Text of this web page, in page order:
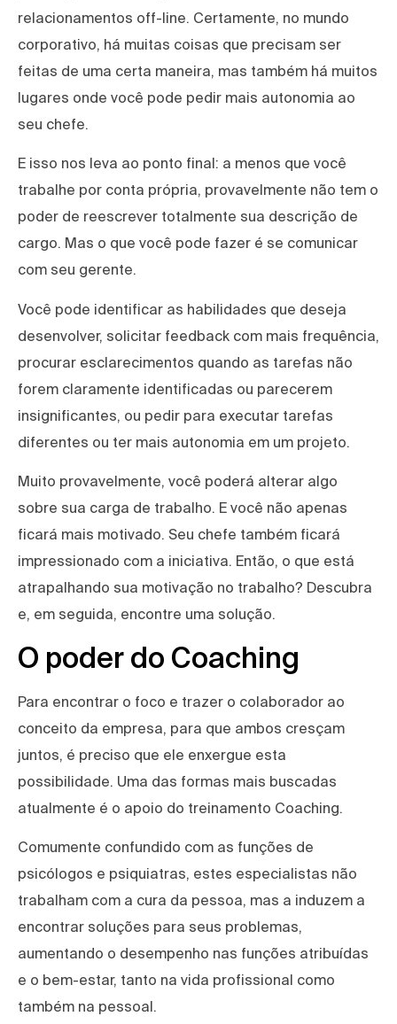
relacionamentos off-line. Certamente, no mundo
corporativo, há muitas coisas que precisam ser
feitas de uma certa maneira, mas também há muitos
lugares onde você pode pedir mais autonomia ao
seu chefe.
E isso nos leva ao ponto final: a menos que você
trabalhe por conta própria, provavelmente não tem o
poder de reescrever totalmente sua descrição de
cargo. Mas o que você pode fazer é se comunicar
com seu gerente.
Você pode identificar as habilidades que deseja
desenvolver, solicitar feedback com mais frequência,
procurar esclarecimentos quando as tarefas não
forem claramente identificadas ou parecerem
insignificantes, ou pedir para executar tarefas
diferentes ou ter mais autonomia em um projeto.
Muito provavelmente, você poderá alterar algo
sobre sua carga de trabalho. E você não apenas
ficará mais motivado. Seu chefe também ficará
impressionado com a iniciativa. Então, o que está
atrapalhando sua motivação no trabalho? Descubra
e, em seguida, encontre uma solução.
O poder do Coaching
Para encontrar o foco e trazer o colaborador ao
conceito da empresa, para que ambos cresçam
juntos, é preciso que ele enxergue esta
possibilidade. Uma das formas mais buscadas
atualmente é o apoio do treinamento Coaching.
Comumente confundido com as funções de
psicólogos e psiquiatras, estes especialistas não
trabalham com a cura da pessoa, mas a induzem a
encontrar soluções para seus problemas,
aumentando o desempenho nas funções atribuídas
e o bem-estar, tanto na vida profissional como
também na pessoal.